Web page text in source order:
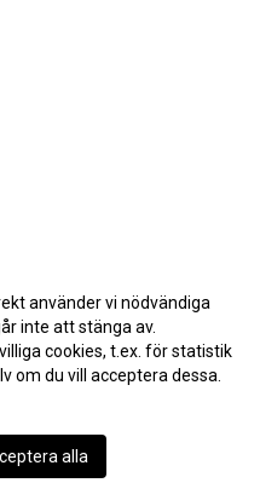
använder vi nödvändiga
inte att stänga av.
cookies, t.ex. för statistik
om du vill acceptera dessa.
alla